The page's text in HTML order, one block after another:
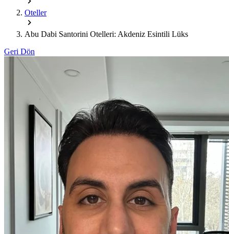
Oteller
Abu Dabi Santorini Otelleri: Akdeniz Esintili Lüks
Geri Dön